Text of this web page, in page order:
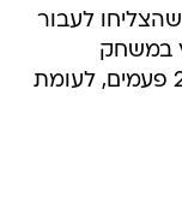
לעבור
אחרי 2:2 בחוץ במשחק
הראשון. בשנות ה-2000 זה קרה 28 פעמים, לעומת